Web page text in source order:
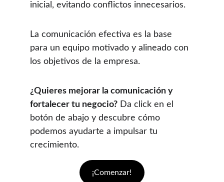
inicial, evitando conflictos innecesarios.
La comunicación efectiva es la base
para un equipo motivado y alineado con
los objetivos de la empresa.
¿Quieres mejorar la comunicación y
fortalecer tu negocio? Da click en el
botón de abajo y descubre cómo
podemos ayudarte a impulsar tu
crecimiento.
¡Comenzar!